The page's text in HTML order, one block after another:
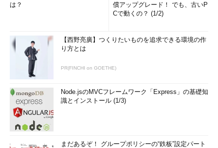
［Ｂ］
［ディスクへの書き込み］ウィザードの画面
ディスクのタイトルを編集したり、書き込み速度
を指定したりしてから、［次へ］ボタンをクリッ
クすると、データのCD／DVD-Rへの書き込みが開
（1）ディスクのタイトルを編集する。
は？
償アップグレード！ でも、古いP
Cで動くの？ (1/2)
【西野亮廣】つくりたいものを追求できる環境の作
り方とは
PR(FINCHI on GOETHE)
Node.jsのMVCフレームワーク「Express」の基礎知
識とインストール (1/3)
まだあるぞ！ グループポリシーの“鉄板”設定パート